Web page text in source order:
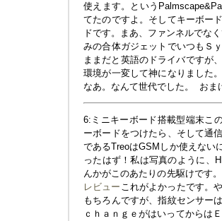
使えます。という
てたのですよ。そしてキーボー
ドです。まあ、ファンネルでな
みの合体ガジェットでいつもＳ
ままだと英語のドライバですが
環境が一変して神になりました
なあ。なんて世代でした。
おま
6:ミニキーボード搭載型端末こ
ーボードをつけたら、そして通
であるTreoはGSMしか使えない
ったはず！私は写真のように、
んかがこのあたりの先駆けです。
レビュー これがよかったです。
もちろんですが、指紋センサー
ｃｈａｎｇｅがはいってからは